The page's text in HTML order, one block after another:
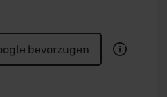
bevorzugen